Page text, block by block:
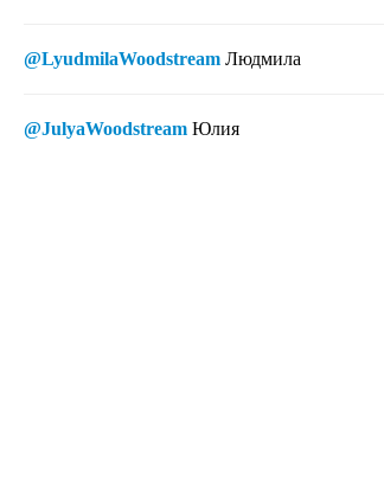
@LyudmilaWoodstream Людмила
@JulyaWoodstream Юлия